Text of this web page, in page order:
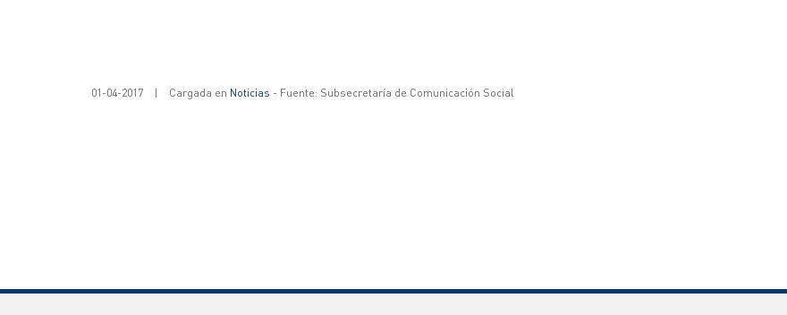
01-04-2017 | Cargada en Noticias - Fuente: Subsecretaría de Comunicación Social